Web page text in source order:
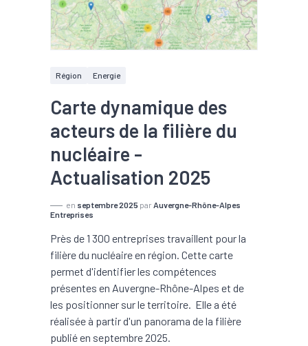
Région Energie
Carte dynamique des
acteurs de la filière du
nucléaire -
Actualisation 2025
en septembre 2025 par Auvergne-Rhône-Alpes
Entreprises
Près de 1 300 entreprises travaillent pour la
filière du nucléaire en région. Cette carte
permet d'identifier les compétences
présentes en Auvergne-Rhône-Alpes et de
les positionner sur le territoire. Elle a été
réalisée à partir d'un panorama de la filière
publié en septembre 2025.